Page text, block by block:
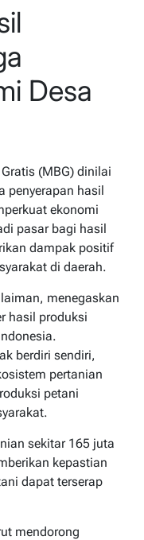
Desa
(MBG) dinilai
penyerapan hasil
ekonomi
pasar bagi hasil
dampak positif
di daerah.
menegaskan
hasil produksi
berdiri sendiri,
pertanian
petani
sekitar 165 juta
kepastian
dapat terserap
mendorong